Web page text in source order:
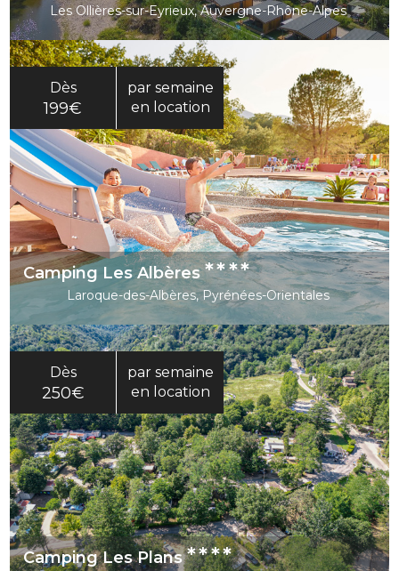
Les Ollières-sur-Eyrieux, Auvergne-Rhône-Alpes
Dès
199€
par semaine
en location
Camping Les Albères****
Laroque-des-Albères, Pyrénées-Orientales
Dès
250€
par semaine
en location
Camping Les Plans****